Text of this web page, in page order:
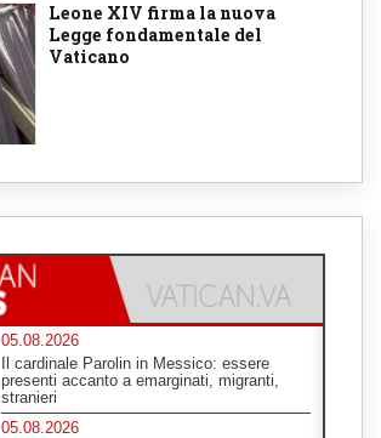
Leone XIV firma la nuova
Legge fondamentale del
Vaticano
05.08.2026
Il cardinale Parolin in Messico: essere
presenti accanto a emarginati, migranti,
stranieri
05.08.2026